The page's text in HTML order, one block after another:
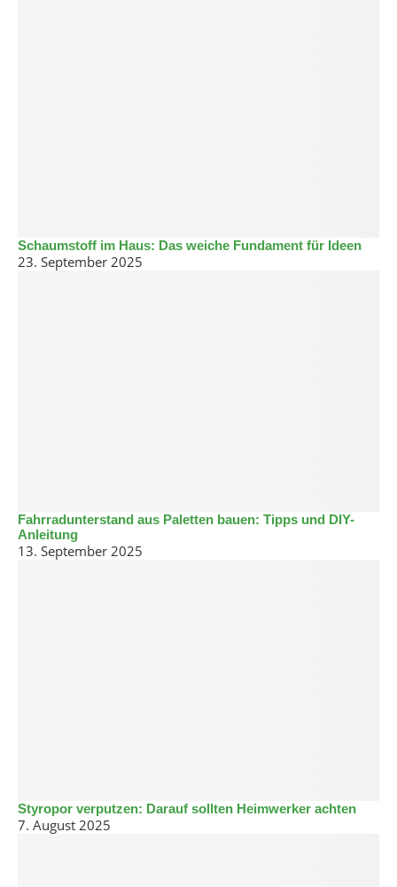
Schaumstoff im Haus: Das weiche Fundament für Ideen
23. September 2025
Fahrradunterstand aus Paletten bauen: Tipps und DIY-
Anleitung
13. September 2025
Styropor verputzen: Darauf sollten Heimwerker achten
7. August 2025